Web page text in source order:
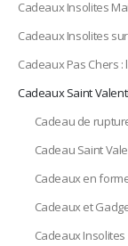
Cadeaux Insolites
Cadeaux Insolites
Cadeaux Pas Chers
Cadeaux Saint
Cadeau de
Cadeau Saint
Cadeaux en
Cadeaux et
Cadeaux